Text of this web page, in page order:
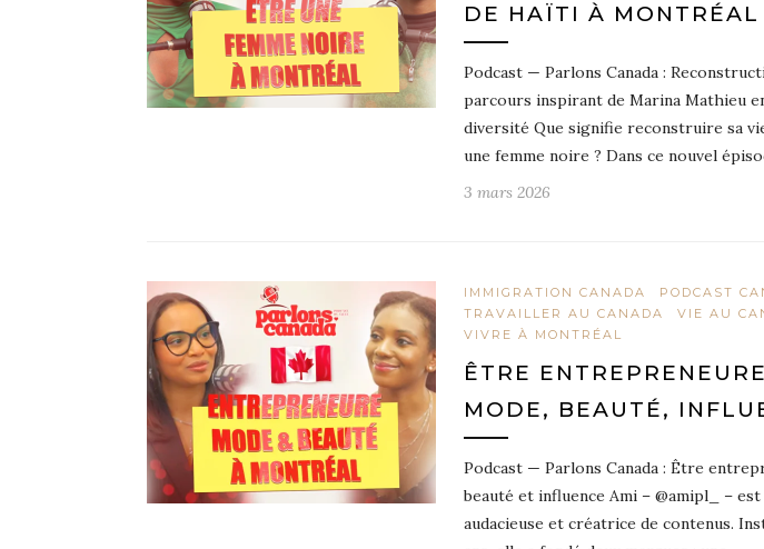
DE HAÏTI À MONTRÉAL
Podcast — Parlons Canada :
parcours inspirant de Marina Mathieu
diversité Que signifie reconstruire sa
une femme noire ? Dans ce nouvel
3 mars 2026
IMMIGRATION CANADA
PODCAST
TRAVAILLER AU CANADA
VIE AU
VIVRE À MONTRÉAL
ÊTRE
MODE, BEAUTÉ,
Podcast — Parlons Canada : Être
beauté et influence Ami – @amipl_ –
audacieuse et créatrice de contenus.